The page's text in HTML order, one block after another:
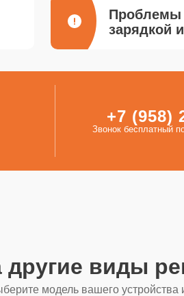
Проблемы
зарядкой
+7 (958)
Звонок бесплатный
виды
модель вашего устройства